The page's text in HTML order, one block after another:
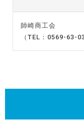
師崎商工会
（TEL：0569-63-